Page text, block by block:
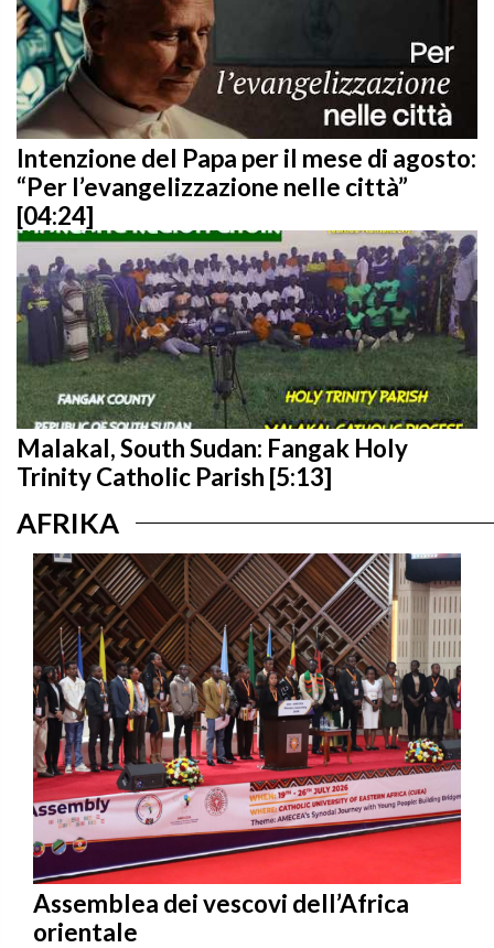
Intenzione del Papa per il mese di agosto:
“Per l’evangelizzazione nelle città”
[04:24]
Malakal, South Sudan: Fangak Holy
Trinity Catholic Parish [5:13]
AFRIKA
Assemblea dei vescovi dell’Africa
orientale